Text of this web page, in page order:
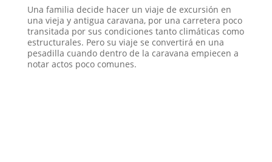
Una familia decide hacer un viaje de excursión en
una vieja y antigua caravana, por una carretera poco
transitada por sus condiciones tanto climáticas como
estructurales. Pero su viaje se convertirá en una
pesadilla cuando dentro de la caravana empiecen a
notar actos poco comunes.